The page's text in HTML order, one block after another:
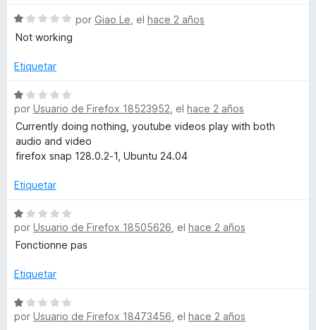
d
e
r
ó
o
3
d
e
S
e
a
o
r
ó
c
o
1
e
5
por Giao Le , el hace 2 años
Not working
Etiquetar
S
e
v
a
r
c
o
n
d
5
por Usuario de Firefox 18523952 , el hace 2 años
Currently doing nothing, youtube videos play with both
audio and video
firefox snap 128.0.2-1, Ubuntu 24.04
Etiquetar
S
e
v
l
r
ó
por Usuario de Firefox 18505626 , el hace 2 años
Fonctionne pas
Etiquetar
S
e
por Usuario de Firefox 18473456 , el hace 2 años